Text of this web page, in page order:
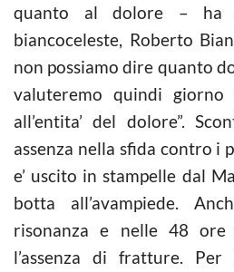
quanto al dolore – ha
biancoceleste, Roberto
non possiamo dire quanto
valuteremo quindi
all’entita’ del dolore”.
assenza nella sfida contro i
e’ uscito in stampelle dal
botta all’avampiede.
risonanza e nelle 48 ore
l’assenza di fratture.